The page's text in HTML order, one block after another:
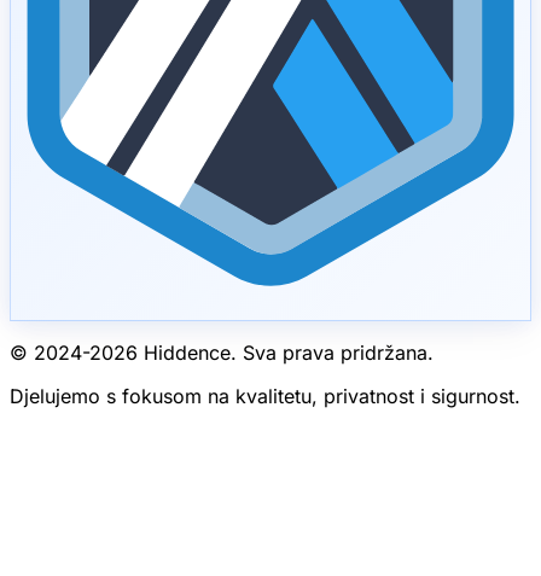
© 2024-2026 Hiddence. Sva prava pridržana.
Djelujemo s fokusom na kvalitetu, privatnost i sigurnost.